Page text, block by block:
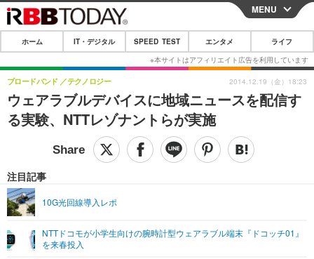
CLOSE
ホーム
IT・デジタル
IT・デジタルTOP スマートフォン
ショッピング その他
SPEED TEST
エンタメTOP 映画・ドラマ
グラビア
ライフTOP
その他
リリース一覧
MENU
ホーム IT・デジタル SPEED TEST エンタメ ライフ
ウェアラブルデバイスに地域ニュースを配信す
る実験、NTTレゾナントらが実施
ブロードバンド テクノロジー
注目記事
10G光回線導入レポ
NTTドコモが小学生向けの腕時計型ウェアラブル端末『ドコッチ01』
を来春投入
2014.12.19（金）18:23